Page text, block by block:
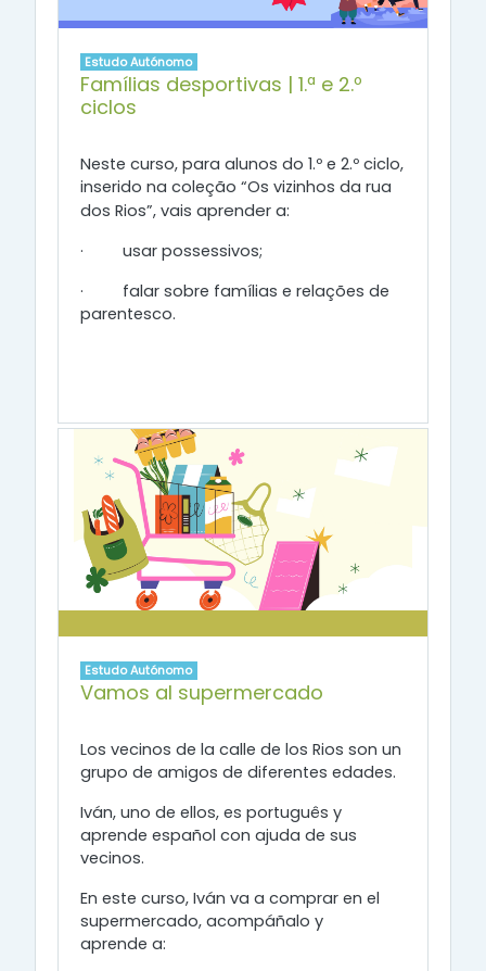
Estudo Autónomo
Famílias desportivas | 1.ª e 2.º
ciclos
Neste curso, para alunos do 1.º e 2.º ciclo,
inserido na coleção “Os vizinhos da rua
dos Rios”, vais aprender a:
· usar possessivos;
· falar sobre famílias e relações de
parentesco.
Estudo Autónomo
Vamos al supermercado
Los vecinos de la calle de los Rios son un
grupo de amigos de diferentes edades.
Iván, uno de ellos, es português y
aprende español con ajuda de sus
vecinos.
En este curso, Iván va a comprar en el
supermercado, acompáñalo y
aprende a: